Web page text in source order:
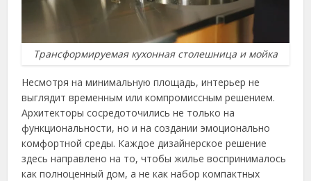
Трансформируемая кухонная столешница и мойка
Несмотря на минимальную площадь, интерьер не
выглядит временным или компромиссным решением.
Архитекторы сосредоточились не только на
функциональности, но и на создании эмоционально
комфортной среды. Каждое дизайнерское решение
здесь направлено на то, чтобы жилье воспринималось
как полноценный дом, а не как набор компактных